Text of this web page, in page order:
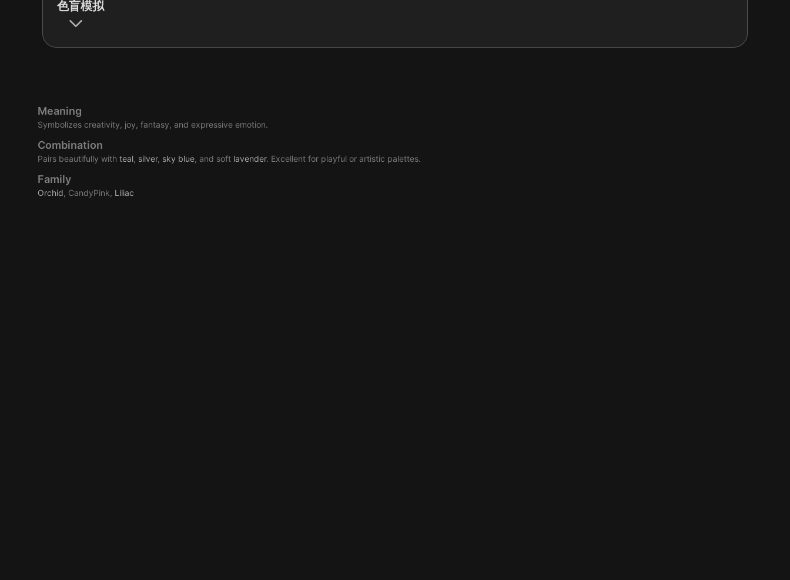
色盲模拟
Meaning
Symbolizes creativity, joy, fantasy, and expressive emotion.
Combination
Pairs beautifully with teal, silver, sky blue, and soft lavender. Excellent for playful or artistic palettes.
Family
Orchid, CandyPink, Liliac